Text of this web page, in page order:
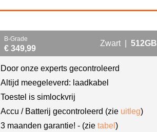
B-Grade
€ 349,99
Zwart | 512GB
Door onze experts gecontroleerd
Altijd meegeleverd: laadkabel
Toestel is simlockvrij
Accu / Batterij gecontroleerd (zie uitleg)
3 maanden garantie! - (zie tabel )